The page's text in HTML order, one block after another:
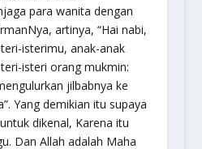
para wanita dengan
artinya, “Hai nabi,
isterimu, anak-anak
isteri orang mukmin:
jilbabnya ke
Yang demikian itu supaya
dikenal, Karena itu
Dan Allah adalah Maha